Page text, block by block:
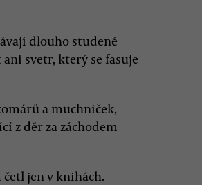
dlouho studené
svetr, který se fasuje
a muchniček,
z děr za záchodem
jen v knihách.